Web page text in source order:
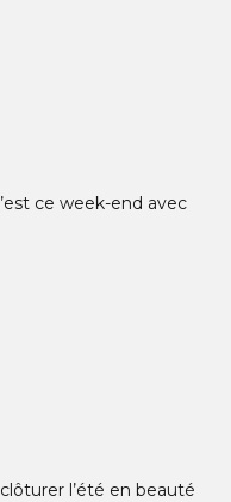
ce week-end avec
l’été en beauté